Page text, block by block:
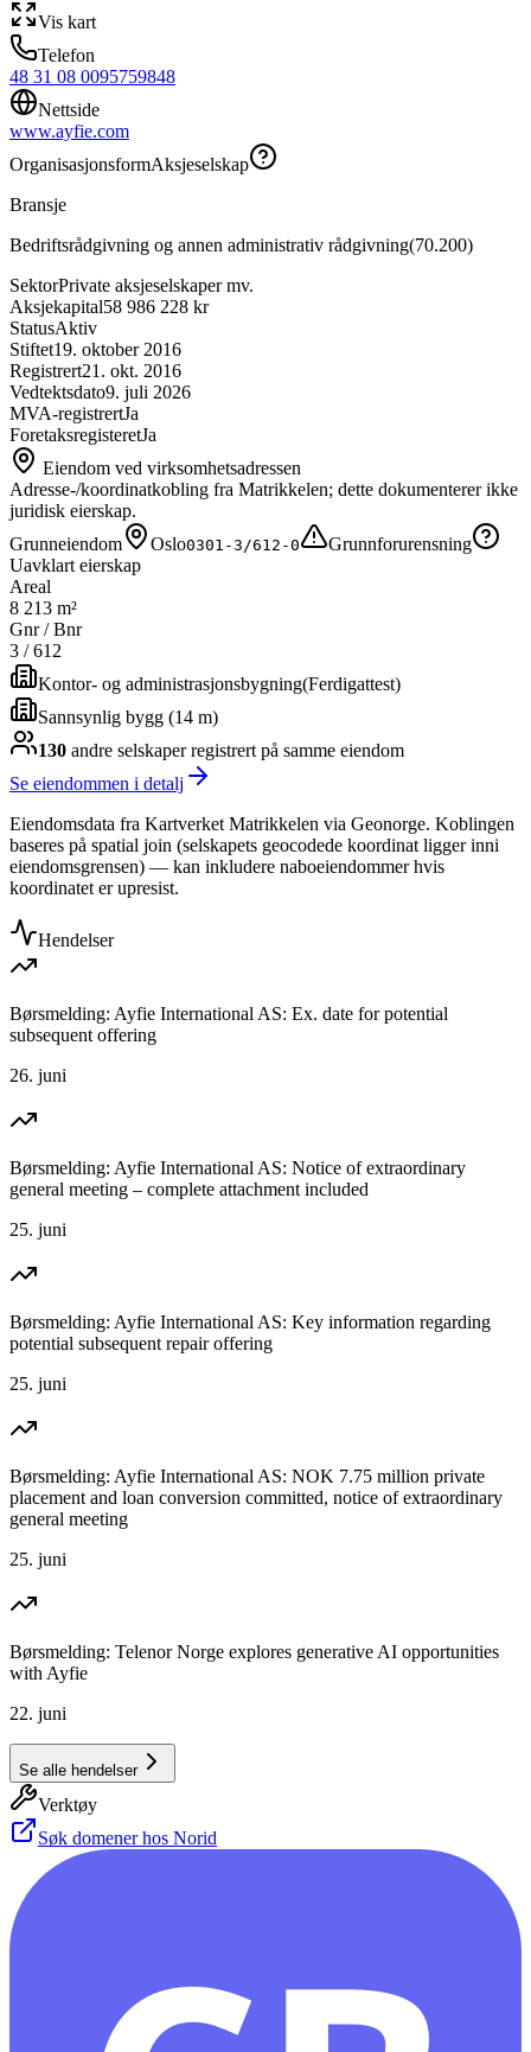
Vis kart
Telefon
48 31 08 0095759848
Nettside
www.ayfie.com
OrganisasjonsformAksjeselskap
Bransje
Bedriftsrådgivning og annen administrativ rådgivning(70.200)
SektorPrivate aksjeselskaper mv.
Aksjekapital58 986 228 kr
StatusAktiv
Stiftet19. oktober 2016
Registrert21. okt. 2016
Vedtektsdato9. juli 2026
MVA-registrertJa
ForetaksregisteretJa
Eiendom ved virksomhetsadressen
Adresse-/koordinatkobling fra Matrikkelen; dette dokumenterer ikke
juridisk eierskap.
Grunneiendom
Oslo0301-3/612-0
Grunnforurensning
Uavklart eierskap
Areal
8 213 m²
Gnr / Bnr
3 /612
Kontor- og administrasjonsbygning(Ferdigattest)
Sannsynlig bygg (14 m)
130 andre selskaperregistrert på samme eiendom
Se eiendommen i detalj
Eiendomsdata fra Kartverket Matrikkelen via Geonorge. Koblingen
baseres på spatial join (selskapets geocodede koordinat ligger inni
eiendomsgrensen) — kan inkludere naboeiendommer hvis
koordinatet er upresist.
Hendelser
Børsmelding: Ayfie International AS: Ex. date for potential
subsequent offering
26. juni
Børsmelding: Ayfie International AS: Notice of extraordinary
general meeting – complete attachment included
25. juni
Børsmelding: Ayfie International AS: Key information regarding
potential subsequent repair offering
25. juni
Børsmelding: Ayfie International AS: NOK 7.75 million private
placement and loan conversion committed, notice of extraordinary
general meeting
25. juni
Børsmelding: Telenor Norge explores generative AI opportunities
with Ayfie
22. juni
Se alle hendelser
Verktøy
Søk domener hos Norid